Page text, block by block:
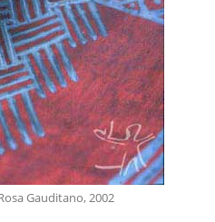
Gauditano, 2002